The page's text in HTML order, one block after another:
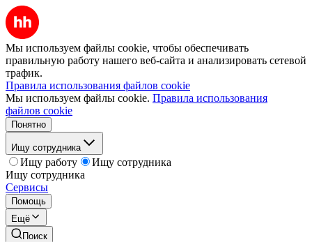
Мы используем файлы cookie, чтобы обеспечивать
правильную работу нашего веб-сайта и анализировать сетевой
трафик.
Правила использования файлов cookie
Мы используем файлы cookie. Правила использования
файлов cookie
Понятно
Ищу сотрудника
Ищу работу
Ищу сотрудника
Ищу сотрудника
Сервисы
Помощь
Ещё
Поиск